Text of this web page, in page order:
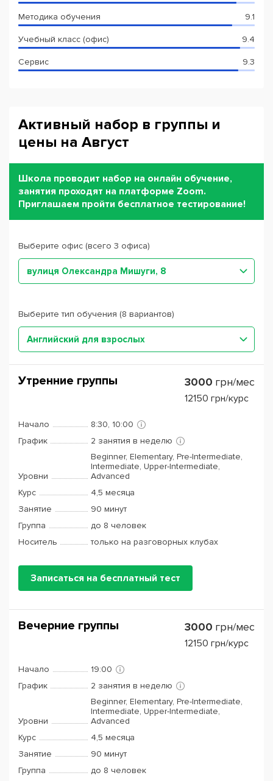
Методика обучения 9.1
Учебный класс (офис) 9.4
Сервис 9.3
Активный набор в группы и
цены на Август
Школа проводит набор на онлайн обучение,
занятия проходят на платформе Zoom.
Приглашаем пройти бесплатное тестирование!
Выберите офис (всего 3 офиса)
вулиця Олександра Мишуги, 8
Выберите тип обучения (8 вариантов)
Английский для взрослых
Утренние группы 3000 грн/мес
12150 грн/курс
Начало
8:30, 10:00
График
2 занятия в неделю
Уровни
Beginner, Elementary, Pre-Intermediate,
Intermediate, Upper-Intermediate,
Advanced
Курс
4,5 месяца
Занятие
90 минут
Группа
до 8 человек
Носитель
только на разговорных клубах
Записаться на бесплатный тест
Вечерние группы 3000 грн/мес
12150 грн/курс
Начало
19:00
График
2 занятия в неделю
Уровни
Beginner, Elementary, Pre-Intermediate,
Intermediate, Upper-Intermediate,
Advanced
Курс
4,5 месяца
Занятие
90 минут
Группа
до 8 человек